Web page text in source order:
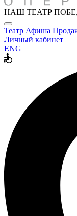
НАШ ТЕАТР
Театр Афиша
Личный кабинет
ENG